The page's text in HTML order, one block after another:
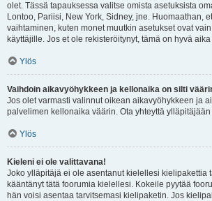
olet. Tässä tapauksessa valitse omista asetuksista
Lontoo, Pariisi, New York, Sidney, jne. Huomaathan,
vaihtaminen, kuten monet muutkin asetukset ovat
käyttäjille. Jos et ole rekisteröitynyt, tämä on hyvä
Ylös
Vaihdoin aikavyöhykkeen ja kellonaika on silti
Jos olet varmasti valinnut oikean aikavyöhykkeen ja
palvelimen kellonaika väärin. Ota yhteyttä
Ylös
Kieleni ei ole valittavana!
Joko ylläpitäjä ei ole asentanut kielellesi kielipakettia
kääntänyt tätä foorumia kielellesi. Kokeile pyytää
hän voisi asentaa tarvitsemasi kielipaketin. Jos